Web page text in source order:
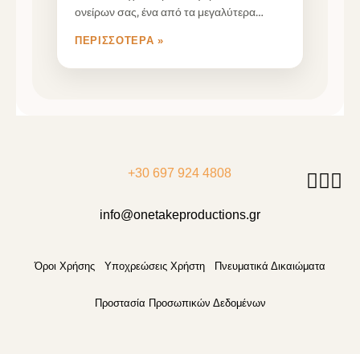
ονείρων σας, ένα από τα μεγαλύτερα
ΠΕΡΙΣΣΌΤΕΡΑ »
+30 697 924 4808
info@onetakeproductions.gr
Όροι Χρήσης Υποχρεώσεις Χρήστη Πνευματικά Δικαιώματα
Προστασία Προσωπικών Δεδομένων